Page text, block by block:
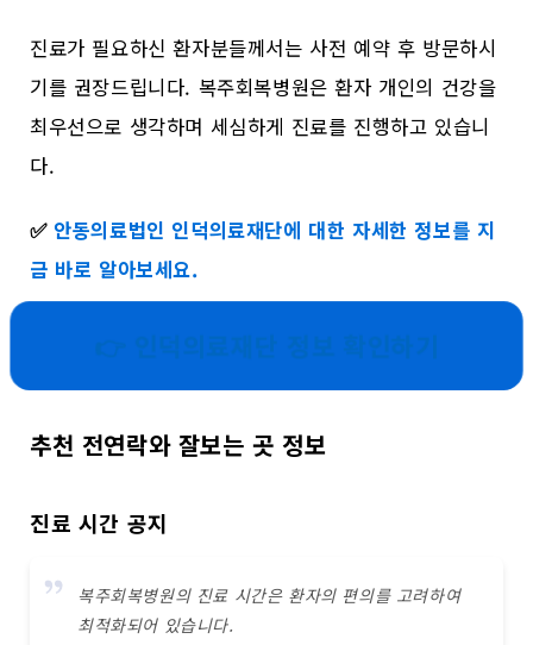
진료가 필요하신 환자분들께서는 사전 예약 후 방문하시
기를 권장드립니다. 복주회복병원은 환자 개인의 건강을
최우선으로 생각하며 세심하게 진료를 진행하고 있습니
다.
✅ 안동의료법인 인덕의료재단에 대한 자세한 정보를 지
금 바로 알아보세요.
추천 전연락와 잘보는 곳 정보
진료 시간 공지
복주회복병원의 진료 시간은 환자의 편의를 고려하여
최적화되어 있습니다.